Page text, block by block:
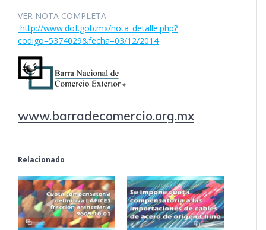
VER NOTA COMPLETA.
http://www.dof.gob.mx/nota_detalle.php?
codigo=5374029&fecha=03/12/2014
www.barradecomercio.org.mx
Relacionado